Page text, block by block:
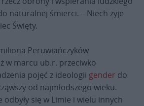
naturalnej śmierci. – Niech żyje
Święty.
Peruwiańczyków
w marcu ub.r. przeciwko
pojęć z ideologii gender do
od najmłodszego wieku.
się w Limie i wielu innych